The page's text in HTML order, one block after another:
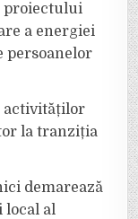
proiectului
a energiei
persoanelor
activităților
la tranziția
demarează
local al